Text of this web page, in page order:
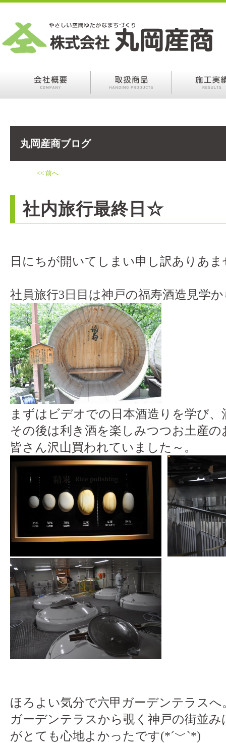
丸岡産商ブログ
<< 前へ
社内旅行最終日☆
日にちが開いてしまい申し訳ありあま
社員旅行3日目は神戸の福寿酒造見学
まずはビデオでの日本酒造りを学び、
その後は利き酒を楽しみつつお土産の
皆さん沢山買われていました～。
ほろよい気分で六甲ガーデンテラスへ
ガーデンテラスから覗く神戸の街並
がとても心地よかったです(*´﹀`*)